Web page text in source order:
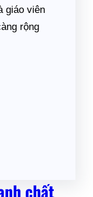
giáo viên
rộng
chất